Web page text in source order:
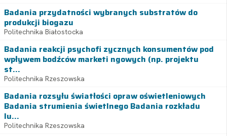
Badania przydatności wybranych substratów do
produkcji biogazu
Politechnika Białostocka
Badania reakcji psychofi zycznych konsumentów pod
wpływem bodźców marketi ngowych (np. projektu
st...
Politechnika Rzeszowska
Badania rozsyłu światłości opraw oświetleniowych
Badania strumienia świetlnego Badania rozkładu
lu...
Politechnika Rzeszowska